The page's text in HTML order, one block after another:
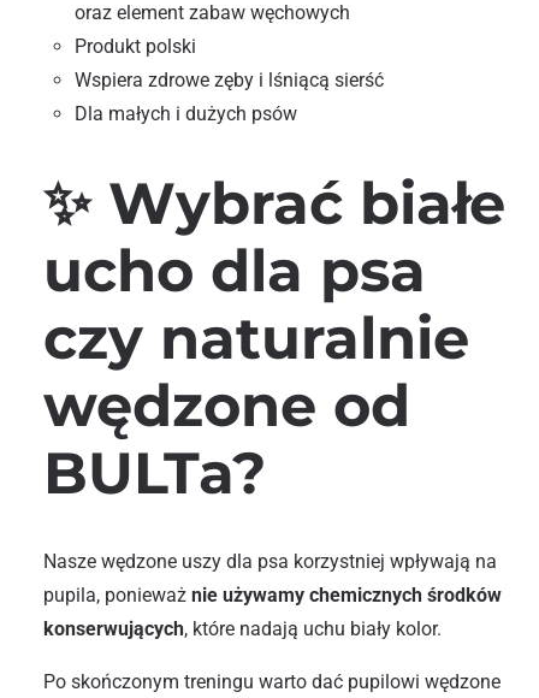
oraz element zabaw węchowych
Produkt polski
Wspiera zdrowe zęby i lśniącą sierść
Dla małych i dużych psów
✨ Wybrać białe
ucho dla psa
czy naturalnie
wędzone od
BULTa?
Nasze wędzone uszy dla psa korzystniej wpływają na
pupila, ponieważ nie używamy chemicznych środków
konserwujących, które nadają uchu biały kolor.
Po skończonym treningu warto dać pupilowi wędzone